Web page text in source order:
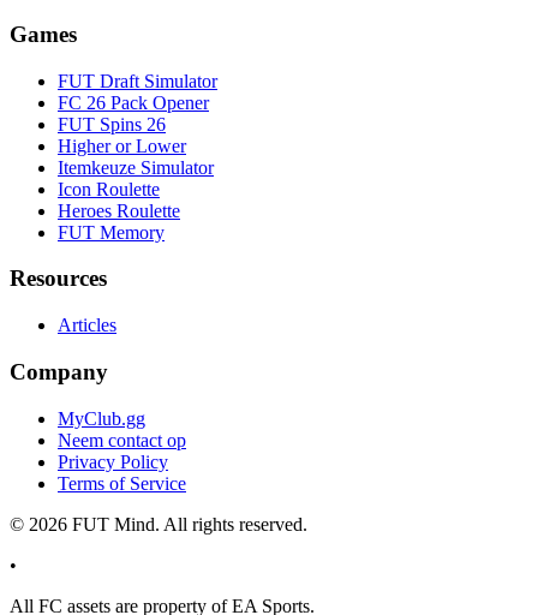
Games
FUT Draft Simulator
FC 26 Pack Opener
FUT Spins 26
Higher or Lower
Itemkeuze Simulator
Icon Roulette
Heroes Roulette
FUT Memory
Resources
Articles
Company
MyClub.gg
Neem contact op
Privacy Policy
Terms of Service
© 2026 FUT Mind. All rights reserved.
•
All FC assets are property of EA Sports.